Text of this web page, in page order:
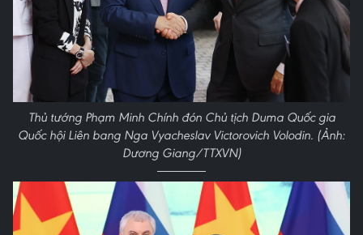
Thủ tướng Phạm Minh Chính đón Chủ tịch Duma Quốc gia
Quốc hội Liên bang Nga Vyacheslav Victorovich Volodin. (Ảnh:
Dương Giang/TTXVN)